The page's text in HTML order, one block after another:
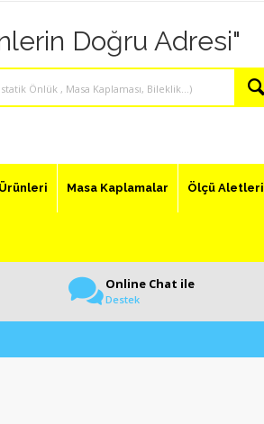
Doğru Adresi"
Masa Kaplamalar Ölçü Aletleri
Online Chat ile
Destek